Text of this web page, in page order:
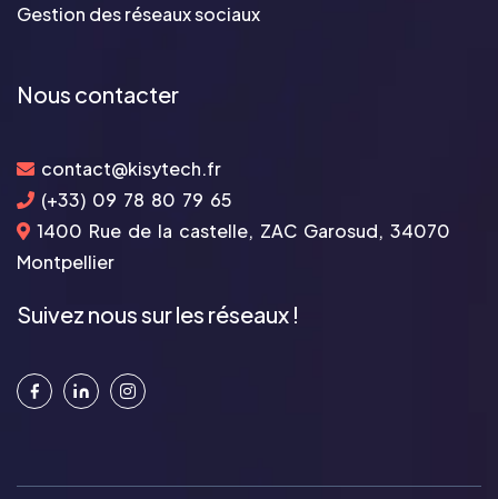
Gestion des réseaux sociaux
Nous contacter
contact@kisytech.fr
(+33) 09 78 80 79 65
1400 Rue de la castelle, ZAC Garosud, 34070
Montpellier
Suivez nous sur les réseaux !